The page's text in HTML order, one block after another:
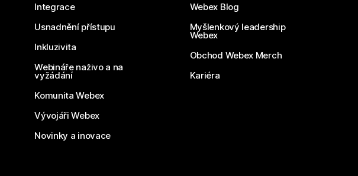
Integrace
Usnadnění přístupu
Inkluzivita
Webináře naživo a na
vyžádání
Komunita Webex
Vývojáři Webex
Novinky a inovace
Webex Blog
Myšlenkový leadership
Webex
Obchod Webex Merch
Kariéra